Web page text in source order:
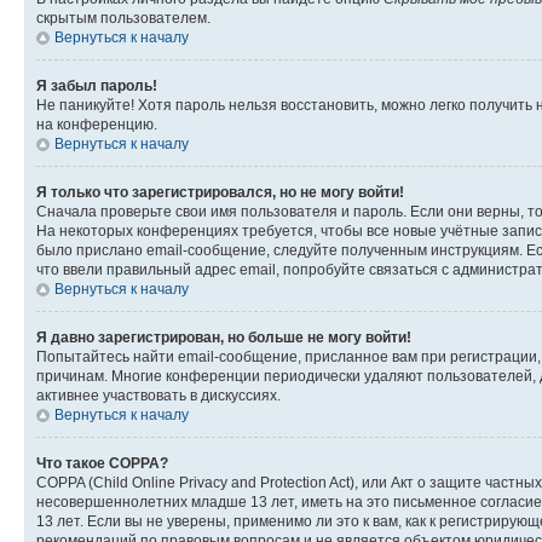
скрытым пользователем.
Вернуться к началу
Я забыл пароль!
Не паникуйте! Хотя пароль нельзя восстановить, можно легко
на конференцию.
Вернуться к началу
Я только что зарегистрировался, но не могу войти!
Сначала проверьте свои имя пользователя и пароль. Если они верны,
На некоторых конференциях требуется, чтобы все новые учётные
было прислано email-сообщение, следуйте полученным инструкциям.
что ввели правильный адрес email, попробуйте связаться с
Вернуться к началу
Я давно зарегистрирован, но больше не могу войти!
Попытайтесь найти email-сообщение, присланное вам при
причинам. Многие конференции периодически удаляют
активнее участвовать в дискуссиях.
Вернуться к началу
Что такое COPPA?
COPPA (Child Online Privacy and Protection Act), или Акт о защите
несовершеннолетних младше 13 лет, иметь на это письменное
13 лет. Если вы не уверены, применимо ли это к вам, как к